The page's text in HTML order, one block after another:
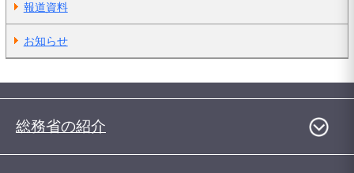
報道資料
お知らせ
総務省の紹介